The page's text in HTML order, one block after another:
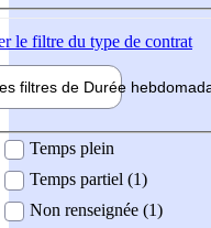
le filtre du type de contrat
filtres de Durée hebdo
Temps plein
Temps partiel (1)
Non renseignée (1)